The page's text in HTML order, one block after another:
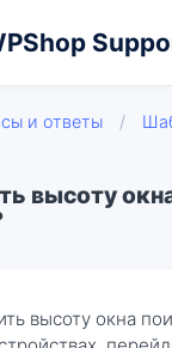
и ответы /
высоту
высоту окна